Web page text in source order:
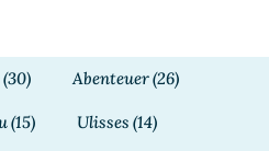
(30) Abenteuer(26)
(15) Ulisses (14)